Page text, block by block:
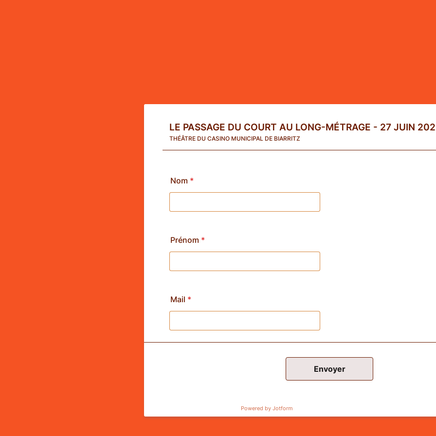
LE PASSAGE DU COURT AU LONG-MÉTRAGE - 27 JUIN
THÉÂTRE DU CASINO MUNICIPAL DE BIARRITZ
Nom *
Prénom *
Mail *
Envoyer
Powered by Jotform